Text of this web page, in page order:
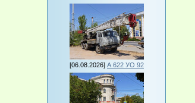
[06.08.2026] А 622 УО 92